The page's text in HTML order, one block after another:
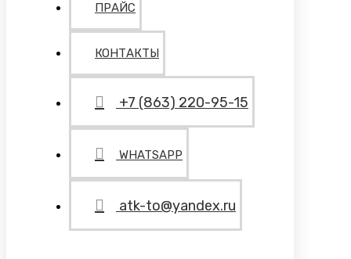
ПРАЙС
КОНТАКТЫ
+7 (863) 220-95-15
WHATSAPP
atk-to@yandex.ru